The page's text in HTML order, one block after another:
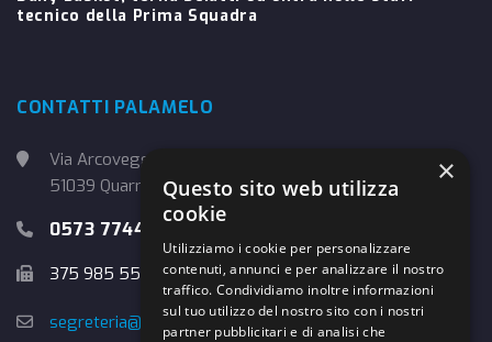
tecnico della Prima Squadra
CONTATTI PALAMELO
Via Arcoveggio, 4
51039 Quarrata (PT)
0573 774457
375 985 5526
segreteria@danybasket.it
×
Questo sito web utilizza
cookie
Utilizziamo i cookie per personalizzare
contenuti, annunci e per analizzare il nostro
traffico. Condividiamo inoltre informazioni
sul tuo utilizzo del nostro sito con i nostri
partner pubblicitari e di analisi che